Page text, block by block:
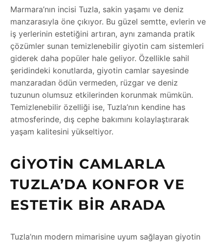
Marmara’nın incisi Tuzla, sakin yaşamı ve deniz
manzarasıyla öne çıkıyor. Bu güzel semtte, evlerin ve
iş yerlerinin estetiğini artıran, aynı zamanda pratik
çözümler sunan temizlenebilir giyotin cam sistemleri
giderek daha popüler hale geliyor. Özellikle sahil
şeridindeki konutlarda, giyotin camlar sayesinde
manzaradan ödün vermeden, rüzgar ve deniz
tuzunun olumsuz etkilerinden korunmak mümkün.
Temizlenebilir özelliği ise, Tuzla’nın kendine has
atmosferinde, dış cephe bakımını kolaylaştırarak
yaşam kalitesini yükseltiyor.
GIYOTIN CAMLARLA
TUZLA’DA KONFOR VE
ESTETIK BIR ARADA
Tuzla’nın modern mimarisine uyum sağlayan giyotin